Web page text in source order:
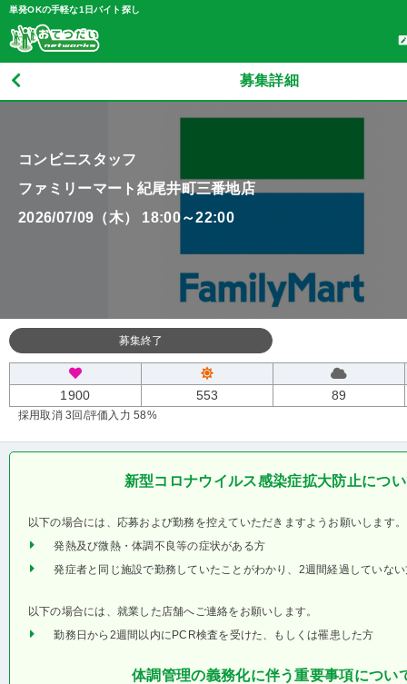
単発OKの手軽な1日バイト探し
募集詳細
コンビニスタッフ
ファミリーマート紀尾井町三番地店
2026/07/09（木） 18:00～22:00
募集終了
1900 553 89
採用取消 3回 /評価入力 58%
新型コロナウイルス感染症拡大防止につ
以下の場合には、応募および勤務を控えていただきますようお願いします。
発熱及び微熱・体調不良等の症状がある方
発症者と同じ施設で勤務していたことがわかり、2週間経過していな
以下の場合には、就業した店舗へご連絡をお願いします。
勤務日から2週間以内にPCR検査を受けた、もしくは罹患した方
体調管理の義務化に伴う重要事項につい